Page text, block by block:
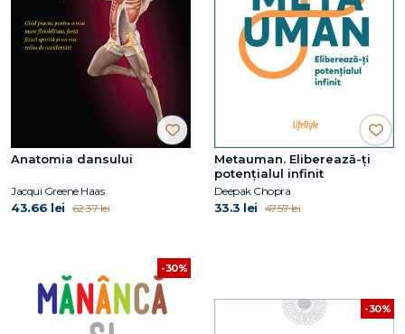
Anatomia dansului
Jacqui Greene Haas
43.66 lei 62.37 lei
Metauman. Eliberează-ţi
potenţialul infinit
Deepak Chopra
33.3 lei 47.57 lei
-30%
-30%